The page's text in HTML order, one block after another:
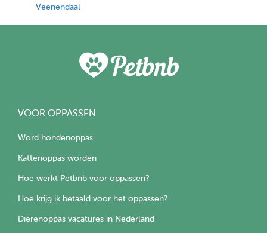
Veenendaal
VOOR OPPASSEN
Word hondenoppas
Kattenoppas worden
Hoe werkt Petbnb voor oppassen?
Hoe krijg ik betaald voor het oppassen?
Dierenoppas vacatures in Nederland